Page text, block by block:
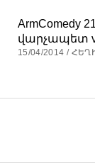
ArmComedy
վարչապետ
15/04/2014 /